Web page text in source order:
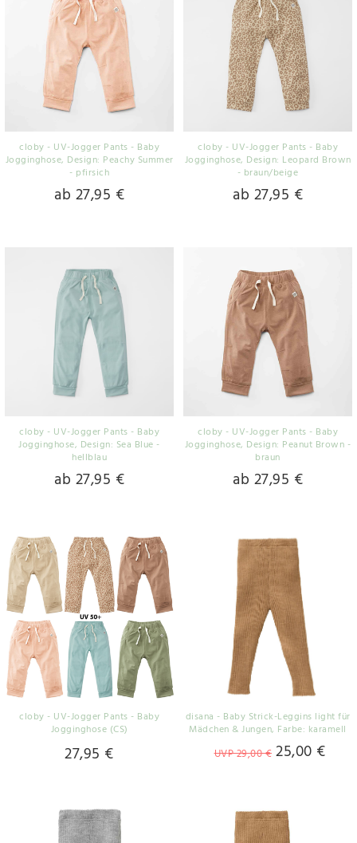
cloby - UV-Jogger Pants - Baby
Jogginghose, Design: Peachy Summer
- pfirsich
ab 27,95 €
cloby - UV-Jogger Pants - Baby
Jogginghose, Design: Leopard Brown
- braun/beige
ab 27,95 €
cloby - UV-Jogger Pants - Baby
Jogginghose, Design: Sea Blue -
hellblau
ab 27,95 €
cloby - UV-Jogger Pants - Baby
Jogginghose, Design: Peanut Brown -
braun
ab 27,95 €
cloby - UV-Jogger Pants - Baby
Jogginghose (CS)
27,95 €
disana - Baby Strick-Leggins light für
Mädchen & Jungen, Farbe: karamell
UVP 29,00 € 25,00 €